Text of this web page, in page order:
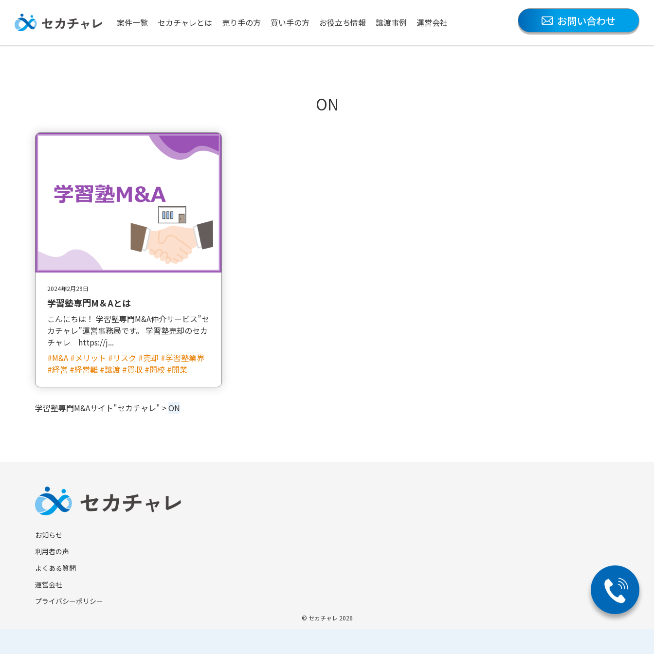
案件一覧 セカチャレとは 売り手の方 買い手の方 お役立ち情報 譲渡事例 運営会社 お問い合わせ
ON
2024年2月29日
学習塾専門M＆Aとは
こんにちは！ 学習塾専門M&A仲介サービス”セ
カチャレ”運営事務局です。 学習塾売却のセカ
チャレ https://j...
#M&A #メリット #リスク #売却 #学習塾業界
#経営 #経営難 #譲渡 #買収 #開校 #開業
学習塾専門M&Aサイト"セカチャレ" >ON
お知らせ
利用者の声
よくある質問
運営会社
プライバシーポリシー
© セカチャレ 2026